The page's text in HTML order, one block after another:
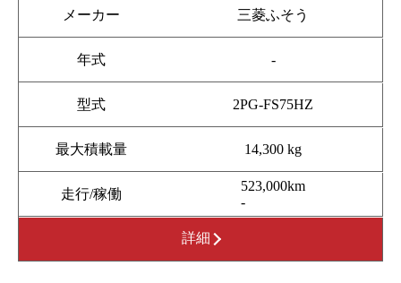
メーカー 三菱ふそう
年式 -
型式 2PG-FS75HZ
最大積載量 14,300 kg
走行/稼働
523,000km
-
詳細